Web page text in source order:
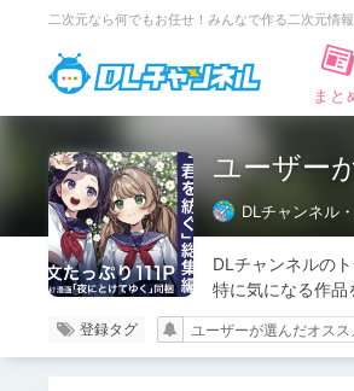
二次元なら何でもお任せ！みんなで作る二次元情報
DLチャンネル
まと
ユーザー
DLチャンネル
DLチャンネルの
特に気になる作品
登録タグ ユーザーが選んだオスス